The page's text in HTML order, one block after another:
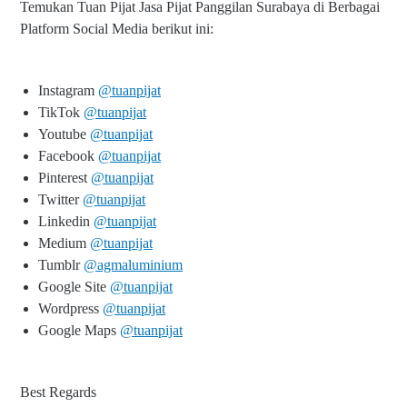
Temukan Tuan Pijat Jasa Pijat Panggilan Surabaya di Berbagai
Platform Social Media berikut ini:
Instagram @tuanpijat
TikTok @tuanpijat
Youtube @tuanpijat
Facebook @tuanpijat
Pinterest @tuanpijat
Twitter @tuanpijat
Linkedin @tuanpijat
Medium @tuanpijat
Tumblr @agmaluminium
Google Site @tuanpijat
Wordpress @tuanpijat
Google Maps @tuanpijat
Best Regards